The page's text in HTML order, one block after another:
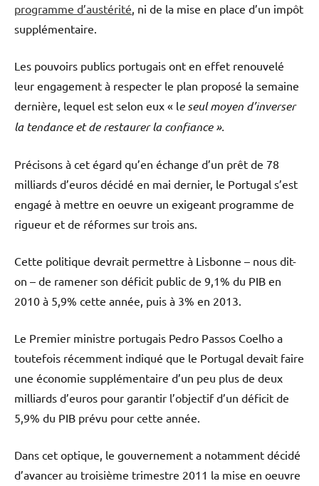
programme d’austérité , ni de la mise en place d’un impôt
supplémentaire.
Les pouvoirs publics portugais ont en effet renouvelé
leur engagement à respecter le plan proposé la semaine
dernière, lequel est selon eux « le seul moyen d’inverser
la tendance et de restaurer la confiance ».
Précisons à cet égard qu’en échange d’un prêt de 78
milliards d’euros décidé en mai dernier, le Portugal s’est
engagé à mettre en oeuvre un exigeant programme de
rigueur et de réformes sur trois ans.
Cette politique devrait permettre à Lisbonne – nous dit-
on – de ramener son déficit public de 9,1% du PIB en
2010 à 5,9% cette année, puis à 3% en 2013.
Le Premier ministre portugais Pedro Passos Coelho a
toutefois récemment indiqué que le Portugal devait faire
une économie supplémentaire d’un peu plus de deux
milliards d’euros pour garantir l’objectif d’un déficit de
5,9% du PIB prévu pour cette année.
Dans cet optique, le gouvernement a notamment décidé
d’avancer au troisième trimestre 2011 la mise en oeuvre